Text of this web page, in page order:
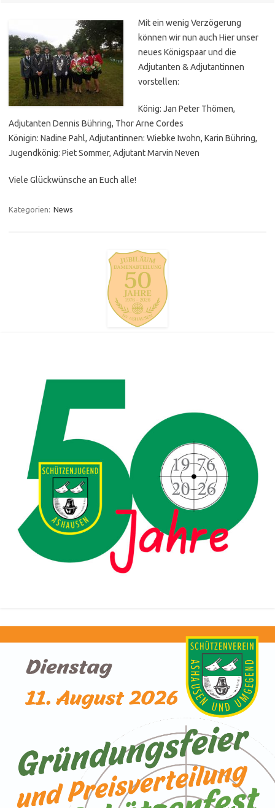
Mit ein wenig Verzögerung
können wir nun auch Hier unser
neues Königspaar und die
Adjutanten & Adjutantinnen
vorstellen:
König: Jan Peter Thömen,
Adjutanten Dennis Bühring, Thor Arne Cordes
Königin: Nadine Pahl, Adjutantinnen: Wiebke Iwohn, Karin Bühring,
Jugendkönig: Piet Sommer, Adjutant Marvin Neven
Viele Glückwünsche an Euch alle!
Kategorien: News